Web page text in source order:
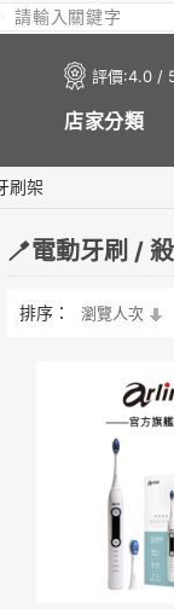
評價:4.0 /
店家分類
刷架
🪥電動牙刷 /
排序： 瀏覽人次